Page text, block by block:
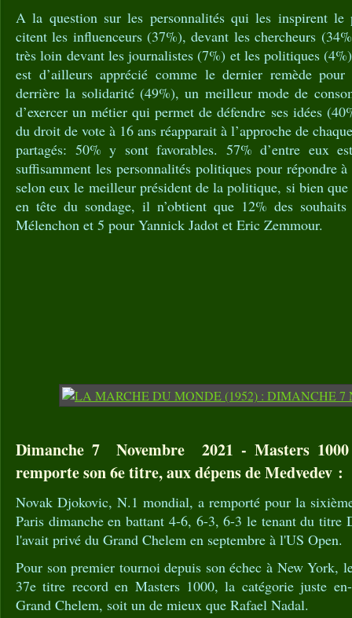
A la question sur les personnalités qui les inspirent le
citent les influenceurs (37%), devant les chercheurs
très loin devant les journalistes (7%) et les politiques
est d’ailleurs apprécié comme le dernier remède
derrière la solidarité (49%), un meilleur mode de
d’exercer un métier qui permet de défendre ses idées
du droit de vote à 16 ans réapparait à l’approche de
partagés: 50% y sont favorables. 57% d’entre eux
suffisamment les personnalités politiques pour répondre
selon eux le meilleur président de la politique, si bien
en tête du sondage, il n’obtient que 12% des
Mélenchon et 5 pour Yannick Jadot et Eric Zemmour.
Dimanche 7 Novembre 2021 - Masters
remporte son 6e titre, aux dépens de Medvedev :
Novak Djokovic, N.1 mondial, a remporté pour la
Paris dimanche en battant 4-6, 6-3, 6-3 le tenant du titre
l'avait privé du Grand Chelem en septembre à l'US Open.
Pour son premier tournoi depuis son échec à New York,
37e titre record en Masters 1000, la catégorie juste
Grand Chelem, soit un de mieux que Rafael Nadal.